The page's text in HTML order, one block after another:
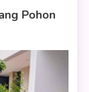
Pohon